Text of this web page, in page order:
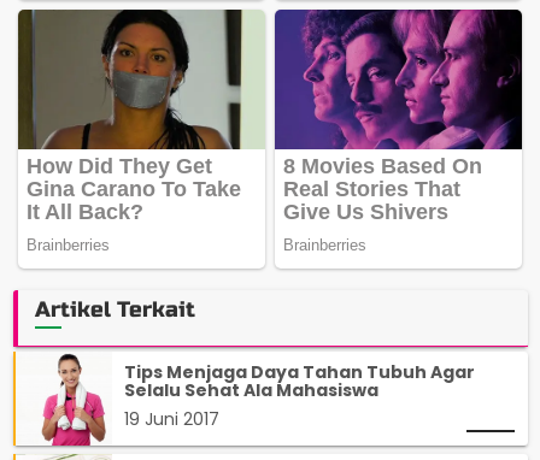
Artikel Terkait
Tips Menjaga Daya Tahan Tubuh Agar
Selalu Sehat Ala Mahasiswa
19 Juni 2017